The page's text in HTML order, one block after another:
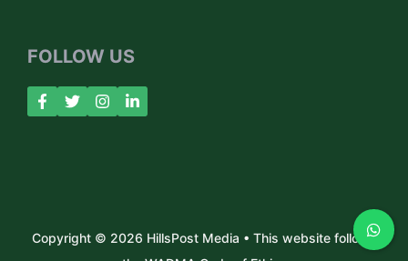
FOLLOW US
Copyright © 2026 HillsPost Media • This website follows